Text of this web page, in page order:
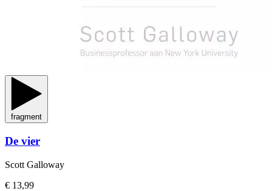
fragment
De vier
Scott Galloway
€ 13,99